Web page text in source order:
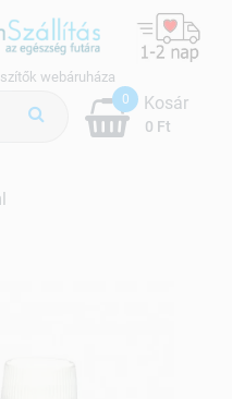
webáruháza
0
0 Ft
Kosár